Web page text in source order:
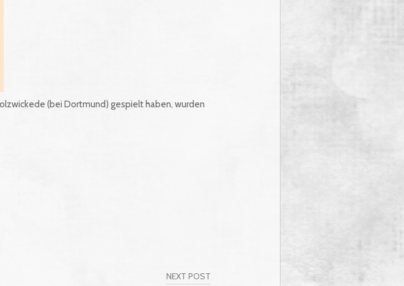
(bei Dortmund) gespielt haben, wurden
NEXT POST